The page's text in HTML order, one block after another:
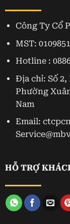
Công Ty Cổ
MST:
Hotline :
Địa chỉ: Số
Phường
Nam
Email:
HỖ TRỢ